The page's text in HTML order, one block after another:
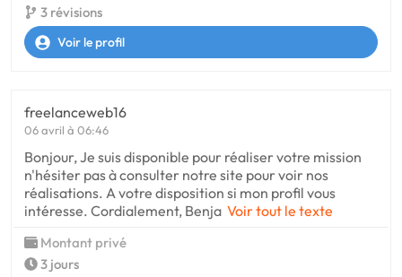
3 révisions
Voir le profil
freelanceweb16
06 avril à 06:46
Bonjour, Je suis disponible pour réaliser votre mission
n'hésiter pas à consulter notre site pour voir nos
réalisations. A votre disposition si mon profil vous
intéresse. Cordialement, Benja Voir tout le texte
Montant privé
3 jours